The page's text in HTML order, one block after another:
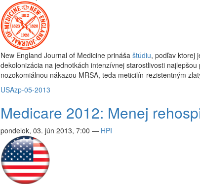
New England Journal of Medicine prináša štúdiu, podľav ktorej
dekolonizácia na jednotkách intenzívnej starostlivosti najlepšou
nozokomiálnou nákazou MRSA, teda meticilín-rezistentným
USAzp-05-2013
Medicare 2012: Menej
pondelok, 03. jún 2013, 7:00 — HPI